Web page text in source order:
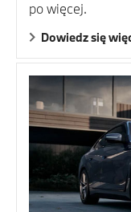
po więcej.
Dowiedz się